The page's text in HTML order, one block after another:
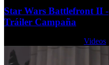
Star Wars Battlefront II -
Tráiler Campaña
Videos